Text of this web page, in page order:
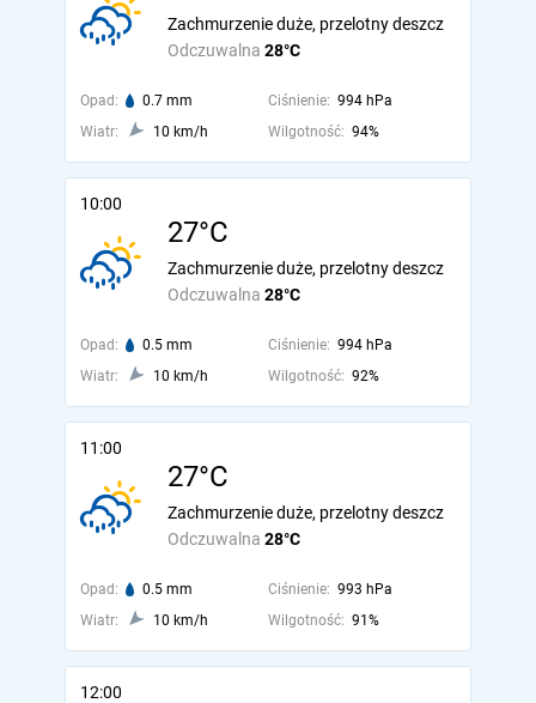
Odczuwalna 28°C
Zachmurzenie duże, przelotny deszcz
Opad: 0.7 mm Ciśnienie: 994 hPa
Wiatr:
10 km/h Wilgotność: 94%
10:00
27°C
Odczuwalna 28°C
Zachmurzenie duże, przelotny deszcz
Opad: 0.5 mm Ciśnienie: 994 hPa
Wiatr:
10 km/h Wilgotność: 92%
11:00
27°C
Odczuwalna 28°C
Zachmurzenie duże, przelotny deszcz
Opad: 0.5 mm Ciśnienie: 993 hPa
Wiatr:
10 km/h Wilgotność: 91%
12:00